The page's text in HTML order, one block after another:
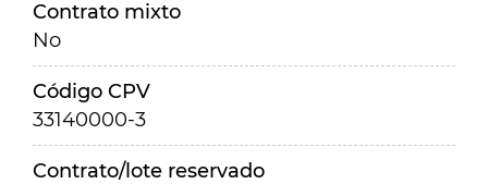
Contrato mixto
No
Código CPV
33140000-3
Contrato/lote reservado